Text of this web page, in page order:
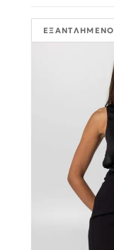
ΕΞΑΝΤΛΗΜΈΝΟ